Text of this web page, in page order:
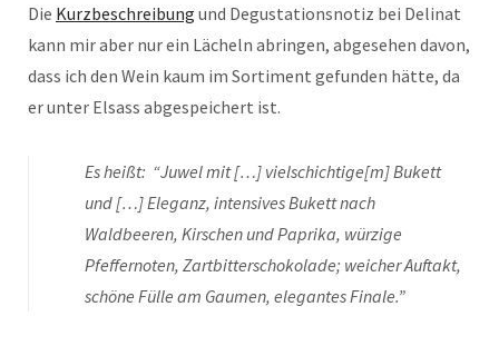
Die Kurzbeschreibung und Degustationsnotiz bei Delinat
kann mir aber nur ein Lächeln abringen, abgesehen davon,
dass ich den Wein kaum im Sortiment gefunden hätte, da
er unter Elsass abgespeichert ist.
Es heißt: “Juwel mit […] vielschichtige[m] Bukett
und […] Eleganz, intensives Bukett nach
Waldbeeren, Kirschen und Paprika, würzige
Pfeffernoten, Zartbitterschokolade; weicher Auftakt,
schöne Fülle am Gaumen, elegantes Finale.”